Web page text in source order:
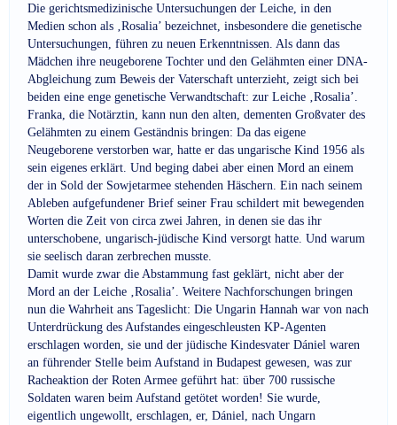
Die gerichtsmedizinische Untersuchungen der Leiche, in den
Medien schon als ‚Rosalia’ bezeichnet, insbesondere die genetische
Untersuchungen, führen zu neuen Erkenntnissen. Als dann das
Mädchen ihre neugeborene Tochter und den Gelähmten einer DNA-
Abgleichung zum Beweis der Vaterschaft unterzieht, zeigt sich bei
beiden eine enge genetische Verwandtschaft: zur Leiche ‚Rosalia’.
Franka, die Notärztin, kann nun den alten, dementen Großvater des
Gelähmten zu einem Geständnis bringen: Da das eigene
Neugeborene verstorben war, hatte er das ungarische Kind 1956 als
sein eigenes erklärt. Und beging dabei aber einen Mord an einem
der in Sold der Sowjetarmee stehenden Häschern. Ein nach seinem
Ableben aufgefundener Brief seiner Frau schildert mit bewegenden
Worten die Zeit von circa zwei Jahren, in denen sie das ihr
unterschobene, ungarisch-jüdische Kind versorgt hatte. Und warum
sie seelisch daran zerbrechen musste.
Damit wurde zwar die Abstammung fast geklärt, nicht aber der
Mord an der Leiche ‚Rosalia’. Weitere Nachforschungen bringen
nun die Wahrheit ans Tageslicht: Die Ungarin Hannah war von nach
Unterdrückung des Aufstandes eingeschleusten KP-Agenten
erschlagen worden, sie und der jüdische Kindesvater Dániel waren
an führender Stelle beim Aufstand in Budapest gewesen, was zur
Racheaktion der Roten Armee geführt hat: über 700 russische
Soldaten waren beim Aufstand getötet worden! Sie wurde,
eigentlich ungewollt, erschlagen, er, Dániel, nach Ungarn